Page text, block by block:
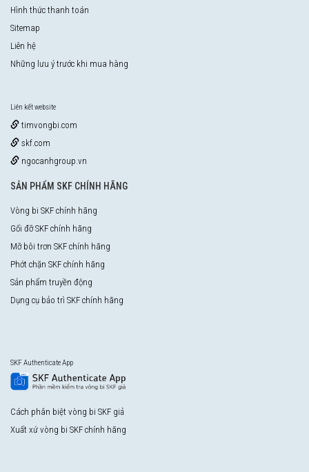
Hình thức thanh toán
Sitemap
Liên hệ
Những lưu ý trước khi mua hàng
Liên kết website
timvongbi.com
skf.com
ngocanhgroup.vn
SẢN PHẨM SKF CHÍNH HÃNG
Vòng bi SKF chính hãng
Gối đỡ SKF chính hãng
Mỡ bôi trơn SKF chính hãng
Phớt chặn SKF chính hãng
Sản phẩm truyền động
Dụng cụ bảo trì SKF chính hãng
SKF Authenticate App
Cách phân biệt vòng bi SKF giả
Xuất xứ vòng bi SKF chính hãng